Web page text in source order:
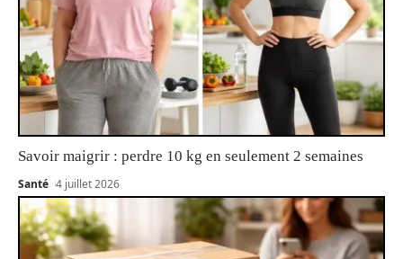
Savoir maigrir : perdre 10 kg en seulement 2 semaines
Santé 4 juillet 2026